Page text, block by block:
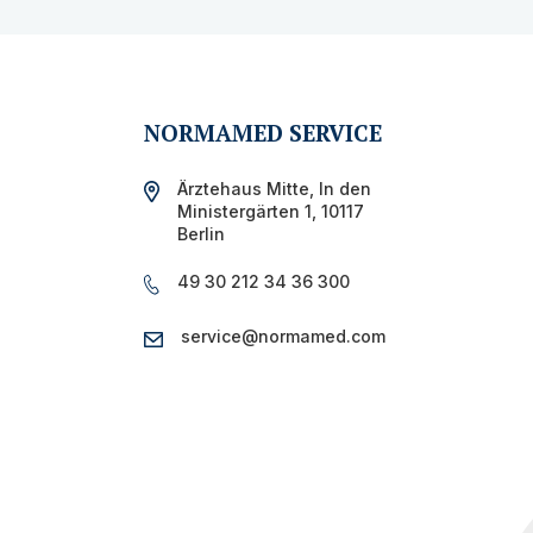
NORMAMED SERVICE
Ärztehaus Mitte, In den
Ministergärten 1, 10117
Berlin
49 30 212 34 36 300
service@normamed.com